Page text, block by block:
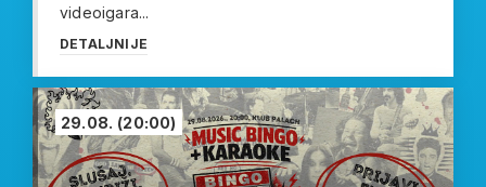
videoigara...
DETALJNIJE
29.08. (20:00)